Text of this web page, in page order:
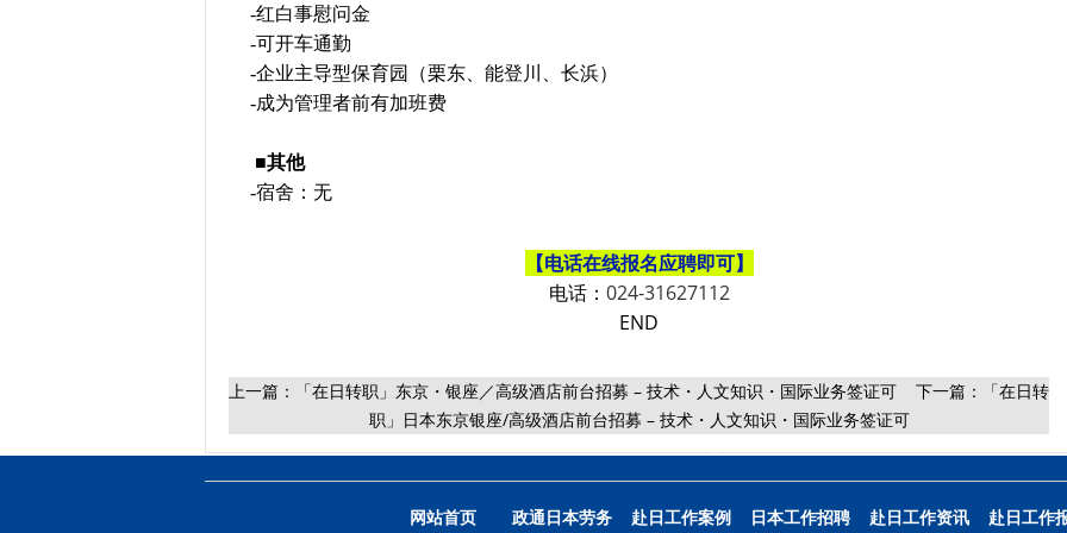
-红白事慰问金
-可开车通勤
-企业主导型保育园（栗东、能登川、长浜）
-成为管理者前有加班费
■其他
-宿舍：无
【电话在线报名应聘即可】
电话： 024-31627112
END
上一篇： 「在日转职」东京・银座／高级酒店前台招募 – 技术・人文知识・国际业务签证可 下一篇：
「在日转
职」日本东京银座/高级酒店前台招募 – 技术・人文知识・国际业务签证可
网站首页 政通日本劳务 赴日工作案例 日本工作招聘 赴日工作资讯 赴日工作